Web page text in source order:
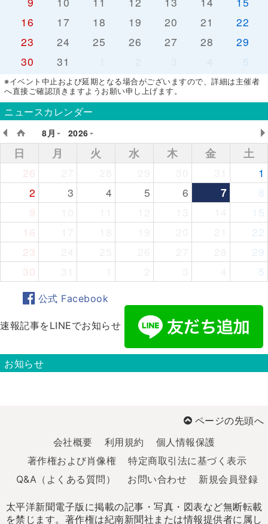
16
17 18 19 20 21
22
23
24 25 26 27 28
29
30
31 5
※イベント中止および延期となる場合がございますので、詳細は主催者
へ直接ご確認頂きますようお願い申し上げます。
ニュースカレンダー
8月
2026
日 月 火 水 木 金
土
26
1
2
3 4 5 6 7
8
9
15
16
22
23
29
30
5
公式 Facebook
速報記事をLINEでお知らせ
お知らせ
ページの先頭へ
会社概要
利用規約
個人情報保護
著作権および肖像権
特定商取引法に基づく表示
Q&A（よくある質問）
お問い合わせ 新規会員登録
太平洋新聞電子版に掲載の記事・写真・図表など無断転載
を禁じます。著作権は紀南新聞社または情報提供者に属し